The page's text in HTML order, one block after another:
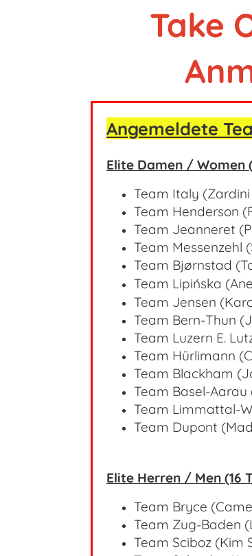
Take
Angemeldete
Elite Damen / Women
Team Italy
Team Henderson
Team Jeanneret
Team Messenzehl
Team Bjørnstad
Team Lipińska
Team Jensen
Team Bern-Thun
Team Luzern E.
Team Hürlimann
Team Blackham
Team Basel-Aarau
Team Limmattal-
Team Dupont
Elite Herren / Men (16
Team Bryce
Team Zug-Baden
Team Sciboz (Kim